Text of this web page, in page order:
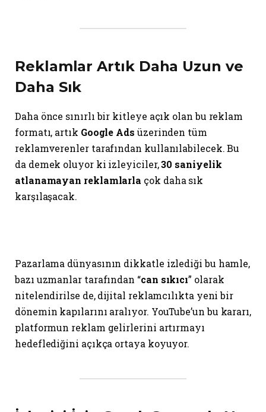
Reklamlar Artık Daha Uzun ve
Daha Sık
Daha önce sınırlı bir kitleye açık olan bu reklam
formatı, artık Google Ads üzerinden tüm
reklamverenler tarafından kullanılabilecek. Bu
da demek oluyor ki izleyiciler,30 saniyelik
atlanamayan reklamlarla çok daha sık
karşılaşacak.
Pazarlama dünyasının dikkatle izlediği bu hamle,
bazı uzmanlar tarafından “can sıkıcı” olarak
nitelendirilse de, dijital reklamcılıkta yeni bir
dönemin kapılarını aralıyor. YouTube’un bu kararı,
platformun reklam gelirlerini artırmayı
hedeflediğini açıkça ortaya koyuyor.